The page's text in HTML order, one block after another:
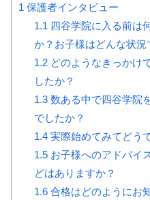
1 保護者インタビュー
1.1 四谷学院に入る前は
か？お子様はどんな状況
1.2どのようなきっかけ
したか？
1.3数ある中で四谷学院
でしたか？
1.4実際始めてみてどう
1.5お子様へのアドバイ
どはありますか？
1.6合格はどのようにお